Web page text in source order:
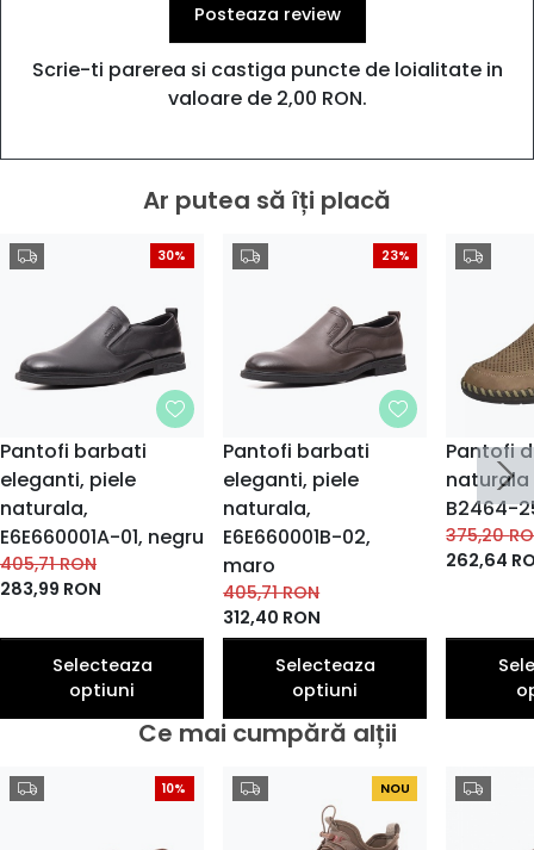
Posteaza review
Scrie-ti parerea si castiga puncte de loialitate in
valoare de 2,00 RON.
Ar putea să îți placă
30%
Pantofi barbati
eleganti, piele
naturala,
E6E660001A-01, negru
405,71RON
283,99 RON
Selecteaza
optiuni
23%
Pantofi barbati
eleganti, piele
naturala,
E6E660001B-02,
maro
405,71RON
312,40 RON
Selecteaza
optiuni
Pantofi
naturala
B2464-
375,20
262,64
Ce mai cumpără alții
10% NOU